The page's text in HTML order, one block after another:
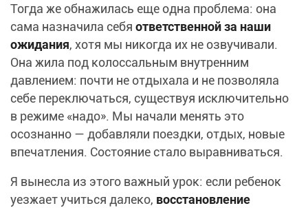
Тогда же обнажилась еще одна проблема: она
сама назначила себя ответственной за наши
ожидания, хотя мы никогда их не озвучивали.
Она жила под колоссальным внутренним
давлением: почти не отдыхала и не позволяла
себе переключаться, существуя исключительно
в режиме «надо». Мы начали менять это
осознанно — добавляли поездки, отдых, новые
впечатления. Состояние стало выравниваться.
Я вынесла из этого важный урок: если ребенок
уезжает учиться далеко, восстановление